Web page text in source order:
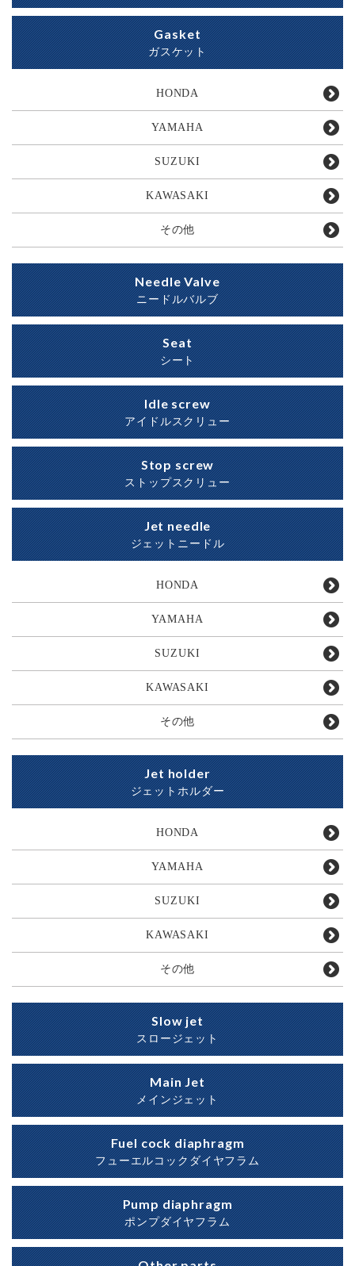
Gasket
ガスケット
HONDA
YAMAHA
SUZUKI
KAWASAKI
その他
Needle Valve
ニードルバルブ
Seat
シート
Idle screw
アイドルスクリュー
Stop screw
ストップスクリュー
Jet needle
ジェットニードル
HONDA
YAMAHA
SUZUKI
KAWASAKI
その他
Jet holder
ジェットホルダー
HONDA
YAMAHA
SUZUKI
KAWASAKI
その他
Slow jet
スロージェット
Main Jet
メインジェット
Fuel cock diaphragm
フューエルコックダイヤフラム
Pump diaphragm
ポンプダイヤフラム